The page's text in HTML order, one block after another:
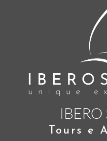
Tours e